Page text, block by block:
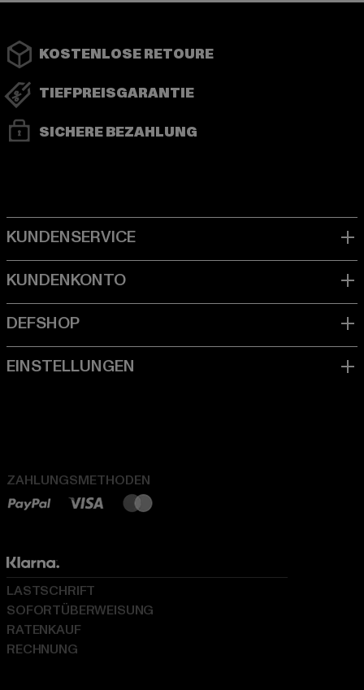
KOSTENLOSE RETOURE
TIEFPREISGARANTIE
SICHERE BEZAHLUNG
ZAHLUNGSMETHODEN
LASTSCHRIFT
SOFORTÜBERWEISUNG
RATENKAUF
RECHNUNG